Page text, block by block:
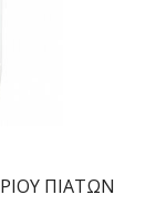
ΠΙΑΤΩΝ